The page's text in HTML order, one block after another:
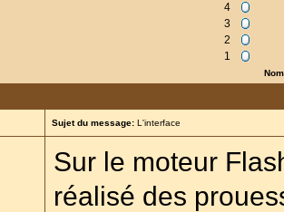
4
3
2
1
Sujet du message: L'interface
Sur le moteur
réalisé des